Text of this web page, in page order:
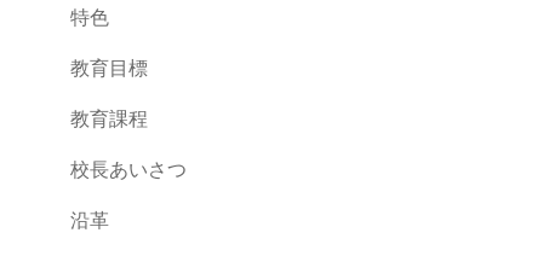
特色
教育目標
教育課程
校長あいさつ
沿革